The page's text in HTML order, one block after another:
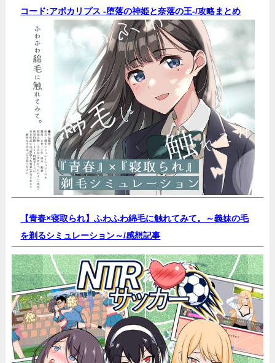
コード:アポカリプス -堕落の神姫と奈落の王-/攻略まとめ
【青春×寝取られ】ふわふわ綿毛に触れてみて。～義妹の毛
を剃るシミュレーション～/感想記事